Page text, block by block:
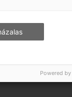
Powered by